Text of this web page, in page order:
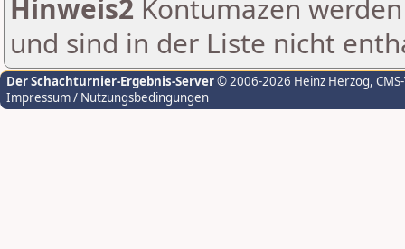
Hinweis2 Kontumazen
und sind in der Liste nicht
Der Schachturnier-Ergebnis-Server© 2006-2026 Heinz Herzog,
Impressum / Nutzungsbedingungen